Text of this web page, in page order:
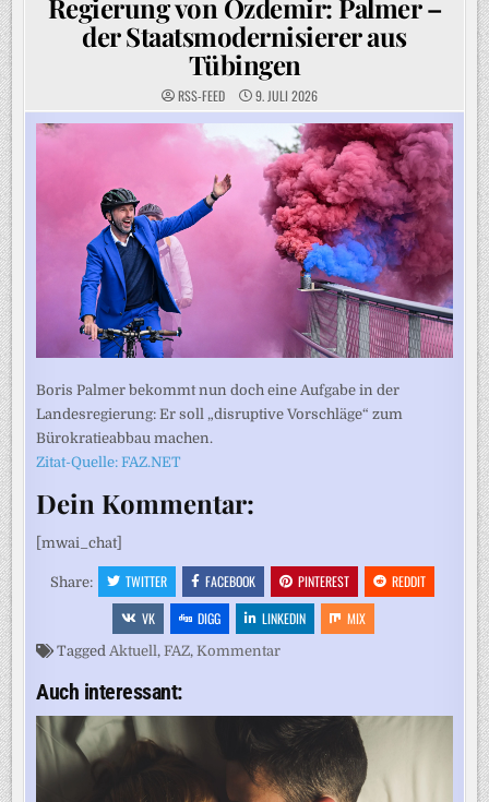
Regierung von Özdemir: Palmer –
der Staatsmodernisierer aus
Tübingen
RSS-FEED 9. JULI 2026
Boris Palmer bekommt nun doch eine Aufgabe in der
Landesregierung: Er soll „disruptive Vorschläge“ zum
Bürokratieabbau machen.
Zitat-Quelle: FAZ.NET
Dein Kommentar:
[mwai_chat]
Share: TWITTER FACEBOOK PINTEREST
REDDIT
VK
DIGG LINKEDIN MIX
TaggedAktuell,FAZ,Kommentar
Auch interessant: